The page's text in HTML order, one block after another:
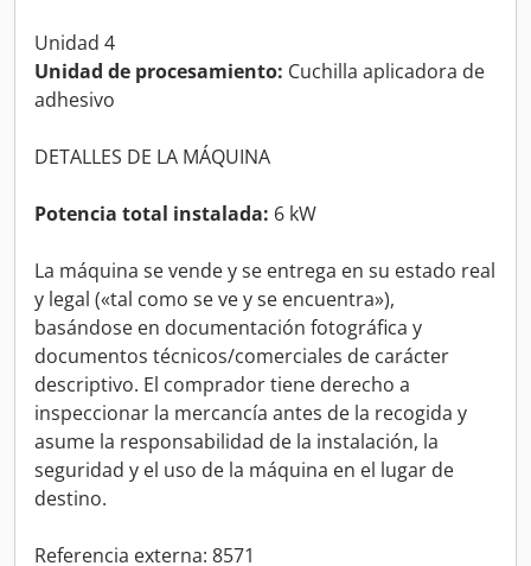
Unidad 4
Unidad de procesamiento: Cuchilla aplicadora de
adhesivo
DETALLES DE LA MÁQUINA
Potencia total instalada: 6 kW
La máquina se vende y se entrega en su estado real
y legal («tal como se ve y se encuentra»),
basándose en documentación fotográfica y
documentos técnicos/comerciales de carácter
descriptivo. El comprador tiene derecho a
inspeccionar la mercancía antes de la recogida y
asume la responsabilidad de la instalación, la
seguridad y el uso de la máquina en el lugar de
destino.
Referencia externa: 8571